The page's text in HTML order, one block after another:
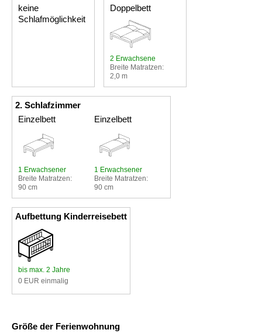
keine
Schlafmöglichkeit
Doppelbett
2 Erwachsene
Breite Matratzen:
2,0 m
2. Schlafzimmer
Einzelbett
1 Erwachsener
Breite Matratzen:
90 cm
Einzelbett
1 Erwachsener
Breite Matratzen:
90 cm
Aufbettung Kinderreisebett
bis max. 2 Jahre
0 EUR einmalig
Größe der Ferienwohnung